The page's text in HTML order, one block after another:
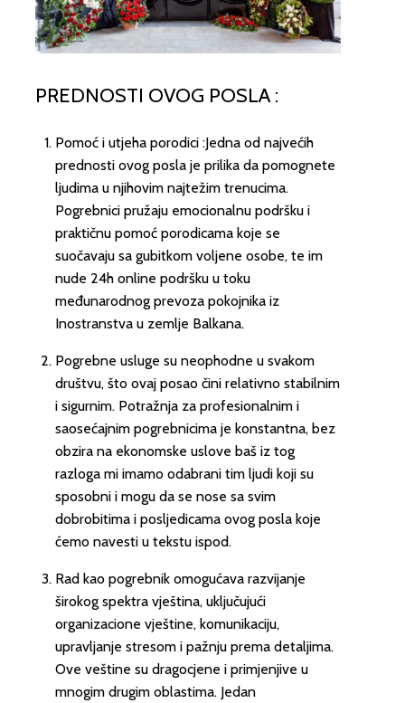
PREDNOSTI OVOG POSLA :
Pomoć i utjeha porodici :Jedna od najvećih
prednosti ovog posla je prilika da pomognete
ljudima u njihovim najtežim trenucima.
Pogrebnici pružaju emocionalnu podršku i
praktičnu pomoć porodicama koje se
suočavaju sa gubitkom voljene osobe, te im
nude 24h online podršku u toku
međunarodnog prevoza pokojnika iz
Inostranstva u zemlje Balkana.
Pogrebne usluge su neophodne u svakom
društvu, što ovaj posao čini relativno stabilnim
i sigurnim. Potražnja za profesionalnim i
saosećajnim pogrebnicima je konstantna, bez
obzira na ekonomske uslove baš iz tog
razloga mi imamo odabrani tim ljudi koji su
sposobni i mogu da se nose sa svim
dobrobitima i posljedicama ovog posla koje
ćemo navesti u tekstu ispod.
Rad kao pogrebnik omogućava razvijanje
širokog spektra vještina, uključujući
organizacione vještine, komunikaciju,
upravljanje stresom i pažnju prema detaljima.
Ove veštine su dragocjene i primjenjive u
mnogim drugim oblastima. Jedan